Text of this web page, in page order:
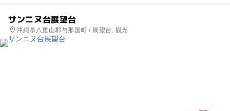
サンニヌ台展望台
沖縄県八重山郡与那国町 / 展望台, 観光